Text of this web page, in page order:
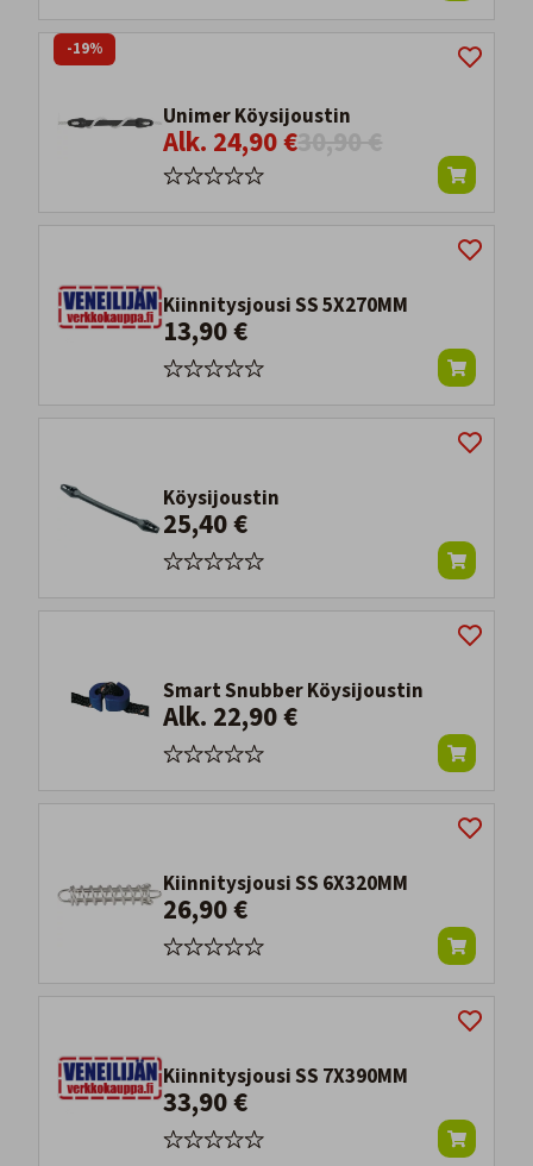
Unimer Köysijoustin
Alk. 24,90 €
-19%
Kiinnitysjousi SS 5X270MM
13,90 €
Köysijoustin
25,40 €
Smart Snubber Köysijoustin
Alk. 22,90 €
Kiinnitysjousi SS 6X320MM
26,90 €
Kiinnitysjousi SS 7X390MM
33,90 €